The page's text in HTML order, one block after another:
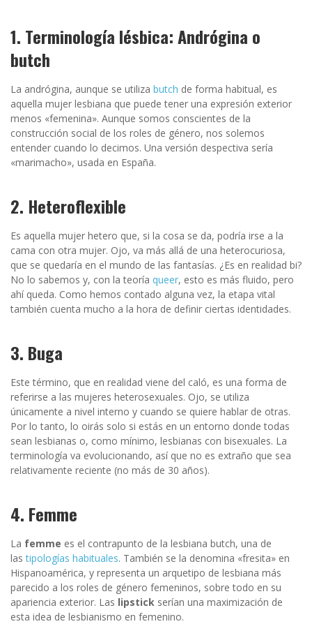
1. Terminología lésbica: Andrógina o
butch
La andrógina, aunque se utiliza butch de forma habitual, es
aquella mujer lesbiana que puede tener una expresión exterior
menos «femenina». Aunque somos conscientes de la
construcción social de los roles de género, nos solemos
entender cuando lo decimos. Una versión despectiva sería
«marimacho», usada en España.
2. Heteroflexible
Es aquella mujer hetero que, si la cosa se da, podría irse a la
cama con otra mujer. Ojo, va más allá de una heterocuriosa,
que se quedaría en el mundo de las fantasías. ¿Es en realidad bi?
No lo sabemos y, con la teoría queer, esto es más fluido, pero
ahí queda. Como hemos contado alguna vez, la etapa vital
también cuenta mucho a la hora de definir ciertas identidades.
3. Buga
Este término, que en realidad viene del caló, es una forma de
referirse a las mujeres heterosexuales. Ojo, se utiliza
únicamente a nivel interno y cuando se quiere hablar de otras.
Por lo tanto, lo oirás solo si estás en un entorno donde todas
sean lesbianas o, como mínimo, lesbianas con bisexuales. La
terminología va evolucionando, así que no es extraño que sea
relativamente reciente (no más de 30 años).
4. Femme
La femme es el contrapunto de la lesbiana butch, una de
lastipologías habituales. También se la denomina «fresita» en
Hispanoamérica, y representa un arquetipo de lesbiana más
parecido a los roles de género femeninos, sobre todo en su
apariencia exterior. Las lipstick serían una maximización de
esta idea de lesbianismo en femenino.